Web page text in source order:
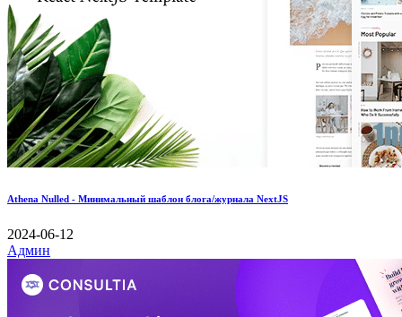
Athena Nulled - Минимальный шаблон блога/журнала NextJS
2024-06-12
Админ